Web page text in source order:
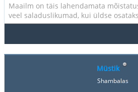
Maailm on täis lahendamata
veel saladuslikumad, kui üldse
Müstik
Shambalas